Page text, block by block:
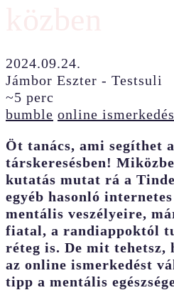
2024.09.24.
Jámbor Eszter - Testsuli
~5 perc
bumble online ismerkedés
Öt tanács, ami segíthet
társkeresésben!
kutatás mutat rá a
egyéb hasonló
mentális veszélyeire,
fiatal, a randiappoktól
réteg is. De mit tehetsz,
az online ismerkedést
tipp a mentális